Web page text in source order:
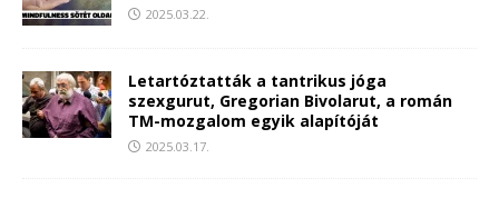
2025.03.22.
Letartóztatták a tantrikus jóga
szexgurut, Gregorian Bivolarut, a román
TM-mozgalom egyik alapítóját
2025.03.17.